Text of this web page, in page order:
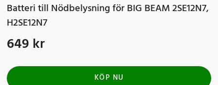
Batteri till Nödbelysning för BIG BEAM 2SE12N7,
H2SE12N7
Pris:649 kr
649 kr
KÖP NU